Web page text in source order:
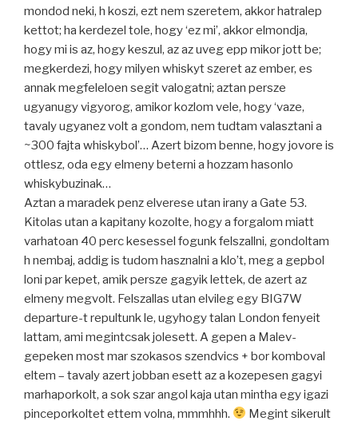
mondod neki, h koszi, ezt nem szeretem, akkor hatralep
kettot; ha kerdezel tole, hogy ‘ez mi’, akkor elmondja,
hogy mi is az, hogy keszul, az az uveg epp mikor jott be;
megkerdezi, hogy milyen whiskyt szeret az ember, es
annak megfeleloen segit valogatni; aztan persze
ugyanugy vigyorog, amikor kozlom vele, hogy ‘vaze,
tavaly ugyanez volt a gondom, nem tudtam valasztani a
~300 fajta whiskybol’… Azert bizom benne, hogy jovore is
ottlesz, oda egy elmeny beterni a hozzam hasonlo
whiskybuzinak…
Aztan a maradek penz elverese utan irany a Gate 53.
Kitolas utan a kapitany kozolte, hogy a forgalom miatt
varhatoan 40 perc kesessel fogunk felszallni, gondoltam
h nembaj, addig is tudom hasznalni a klo’t, meg a gepbol
loni par kepet, amik persze gagyik lettek, de azert az
elmeny megvolt. Felszallas utan elvileg egy BIG7W
departure-t repultunk le, ugyhogy talan London fenyeit
lattam, ami megintcsak jolesett. A gepen a Malev-
gepeken most mar szokasos szendvics + bor komboval
eltem – tavaly azert jobban esett az a kozepesen gagyi
marhaporkolt, a sok szar angol kaja utan mintha egy igazi
pinceporkoltet ettem volna, mmmhhh.
Megint sikerult